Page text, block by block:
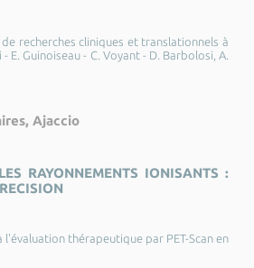
recherches cliniques et translationnels à
E. Guinoiseau - C. Voyant - D. Barbolosi, A.
Ajaccio
RAYONNEMENTS IONISANTS :
thérapeutique par PET-Scan en